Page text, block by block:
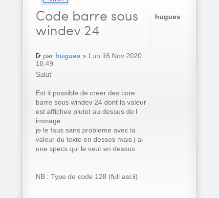
Code barre sous
windev 24
par hugues » Lun 16 Nov 2020
10:49
Salut
Est it possible de creer des core
barre sous windev 24 dont la valeur
est affichee plutot au dessus de l
immage.
je le faus sans probleme avec la
valeur du texte en dessos mais j ai
une specs qui le veut en dessus
NB : Type de code 128 (full ascii)
hugues